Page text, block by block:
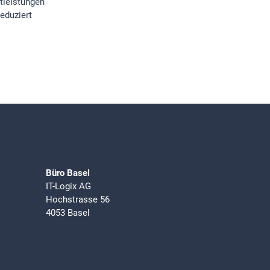
Büro Basel
IT-Logix AG
Hochstrasse 56
4053 Basel